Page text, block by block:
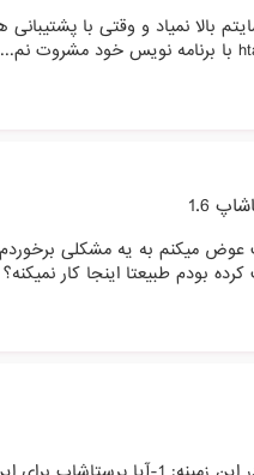
بالا نمیاد و وقتی با
1.6
عوض میکنم به یه مشکلی
بودم طبیعتا اینجا کار